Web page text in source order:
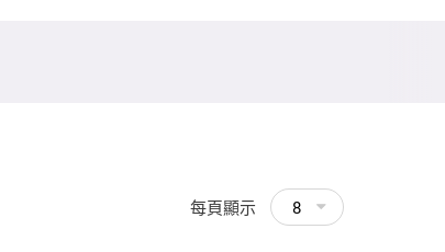
每頁顯示 8